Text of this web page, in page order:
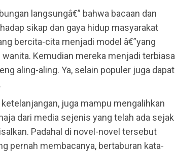
langsungâ€” bahwa bacaan dan
sikap dan gaya hidup masyarakat
bercita-cita menjadi model â€”yang
Kemudian mereka menjadi terbiasa
aling-aling. Ya, selain populer juga dapat
juga mampu mengalihkan
dari media sejenis yang telah ada sejak
Padahal di novel-novel tersebut
pernah membacanya, bertaburan kata-